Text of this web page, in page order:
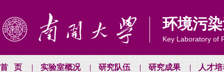
环境污
Key Laboratory of
首页 实验室概况 研究队伍 研究成果 人才